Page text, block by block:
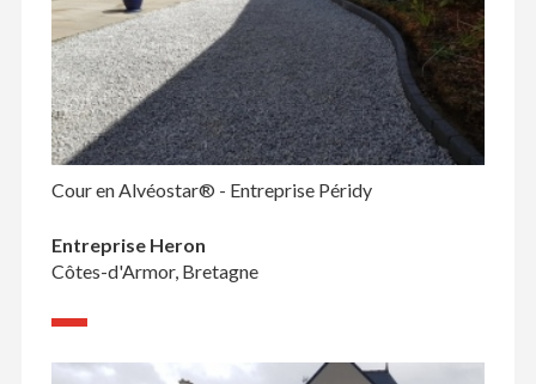
Cour en Alvéostar® - Entreprise Péridy
Entreprise Heron
Côtes-d'Armor, Bretagne